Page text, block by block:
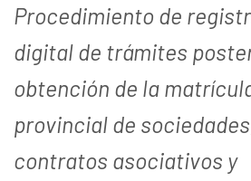
Procedimiento de
digital de trámites
obtención de la
provincial de
contratos asociativos y